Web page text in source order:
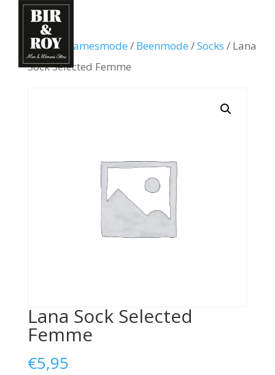
Home/ Damesmode / Beenmode /Socks / Lana
Sock Selected Femme
Lana Sock Selected
Femme
€5,95